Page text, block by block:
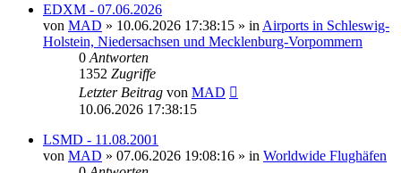
EDXM - 07.06.2026
von MAD » 10.06.2026 17:38:15 » in Airports in Schleswig-
Holstein, Niedersachsen und Mecklenburg-Vorpommern
0 Antworten
1352 Zugriffe
Letzter Beitrag von MAD
10.06.2026 17:38:15
LSMD - 11.08.2001
von MAD » 07.06.2026 19:08:16 » in Worldwide Flughäfen